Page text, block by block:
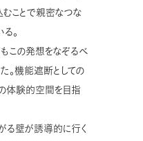
ことで親密なつな
。
この発想をなぞるべ
。機能遮断としての
体験的空間を目指
る壁が誘導的に行く